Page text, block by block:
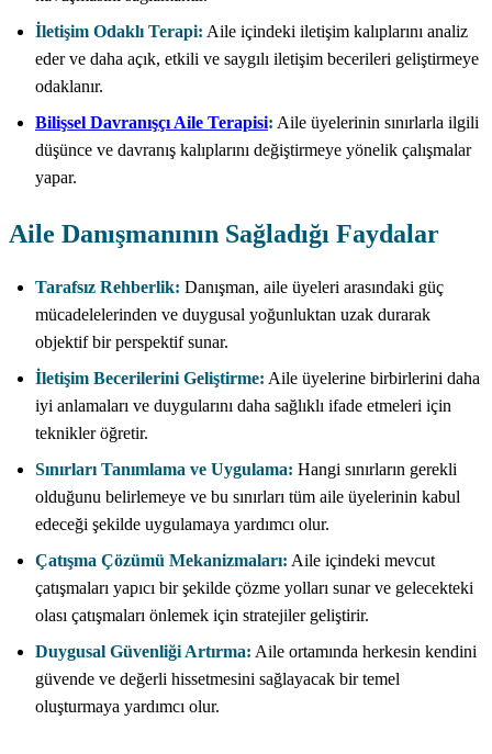
İletişim Odaklı Terapi: Aile içindeki iletişim kalıplarını analiz
eder ve daha açık, etkili ve saygılı iletişim becerileri geliştirmeye
odaklanır.
Bilişsel Davranışçı Aile Terapisi: Aile üyelerinin sınırlarla ilgili
düşünce ve davranış kalıplarını değiştirmeye yönelik çalışmalar
yapar.
Aile Danışmanının Sağladığı Faydalar
Tarafsız Rehberlik: Danışman, aile üyeleri arasındaki güç
mücadelelerinden ve duygusal yoğunluktan uzak durarak
objektif bir perspektif sunar.
İletişim Becerilerini Geliştirme: Aile üyelerine birbirlerini daha
iyi anlamaları ve duygularını daha sağlıklı ifade etmeleri için
teknikler öğretir.
Sınırları Tanımlama ve Uygulama: Hangi sınırların gerekli
olduğunu belirlemeye ve bu sınırları tüm aile üyelerinin kabul
edeceği şekilde uygulamaya yardımcı olur.
Çatışma Çözümü Mekanizmaları: Aile içindeki mevcut
çatışmaları yapıcı bir şekilde çözme yolları sunar ve gelecekteki
olası çatışmaları önlemek için stratejiler geliştirir.
Duygusal Güvenliği Artırma: Aile ortamında herkesin kendini
güvende ve değerli hissetmesini sağlayacak bir temel
oluşturmaya yardımcı olur.